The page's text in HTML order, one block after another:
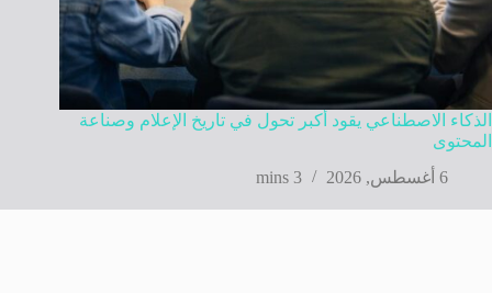
الذكاء الاصطناعي يقود أكبر تحول في تاريخ الإعلام وصناعة
المحتوى
6 أغسطس, 2026
3 mins